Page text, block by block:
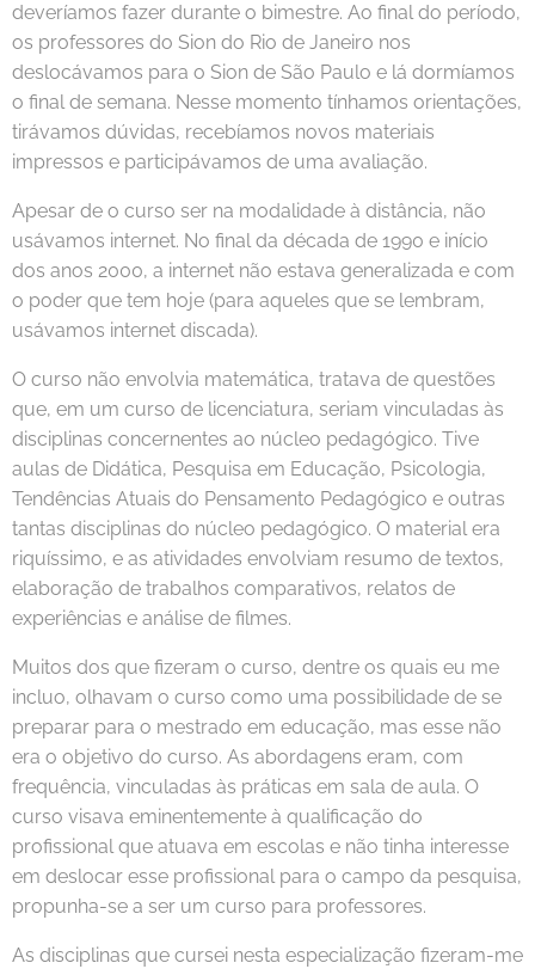
deveríamos fazer durante o bimestre. Ao final do período,
os professores do Sion do Rio de Janeiro nos
deslocávamos para o Sion de São Paulo e lá dormíamos
o final de semana. Nesse momento tínhamos orientações,
tirávamos dúvidas, recebíamos novos materiais
impressos e participávamos de uma avaliação.
Apesar de o curso ser na modalidade à distância, não
usávamos internet. No final da década de 1990 e início
dos anos 2000, a internet não estava generalizada e com
o poder que tem hoje (para aqueles que se lembram,
usávamos internet discada).
O curso não envolvia matemática, tratava de questões
que, em um curso de licenciatura, seriam vinculadas às
disciplinas concernentes ao núcleo pedagógico. Tive
aulas de Didática, Pesquisa em Educação, Psicologia,
Tendências Atuais do Pensamento Pedagógico e outras
tantas disciplinas do núcleo pedagógico. O material era
riquíssimo, e as atividades envolviam resumo de textos,
elaboração de trabalhos comparativos, relatos de
experiências e análise de filmes.
Muitos dos que fizeram o curso, dentre os quais eu me
incluo, olhavam o curso como uma possibilidade de se
preparar para o mestrado em educação, mas esse não
era o objetivo do curso. As abordagens eram, com
frequência, vinculadas às práticas em sala de aula. O
curso visava eminentemente à qualificação do
profissional que atuava em escolas e não tinha interesse
em deslocar esse profissional para o campo da pesquisa,
propunha-se a ser um curso para professores.
As disciplinas que cursei nesta especialização fizeram-me